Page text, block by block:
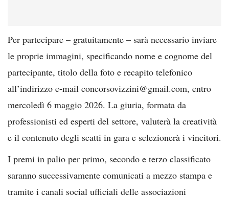
Per partecipare – gratuitamente – sarà necessario inviare
le proprie immagini, specificando nome e cognome del
partecipante, titolo della foto e recapito telefonico
all’indirizzo e-mail concorsovizzini@gmail.com, entro
mercoledì 6 maggio 2026. La giuria, formata da
professionisti ed esperti del settore, valuterà la creatività
e il contenuto degli scatti in gara e selezionerà i vincitori.
I premi in palio per primo, secondo e terzo classificato
saranno successivamente comunicati a mezzo stampa e
tramite i canali social ufficiali delle associazioni